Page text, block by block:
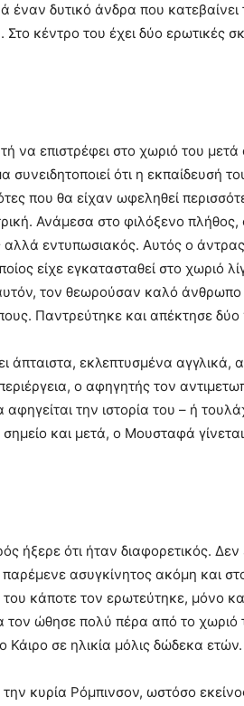
ΤΙΣ
έναν δυτικό άνδρα που κατεβαίνει
κέντρο του έχει δύο ερωτικές
να επιστρέφει στο χωριό του μετά
ότι η εκπαίδευσή
που θα είχαν ωφεληθεί
Ανάμεσα στο φιλόξενο
εντυπωσιακός. Αυτός ο άντρας
είχε εγκατασταθεί στο χωριό
τον θεωρούσαν καλό
Παντρεύτηκε και απέκτησε δύο
εκλεπτυσμένα αγγλικά,
ο αφηγητής τον
την ιστορία του – ή
και μετά, ο Μουσταφά
ήξερε ότι ήταν διαφορετικός. Δεν
ασυγκίνητος ακόμη και
κάποτε τον ερωτεύτηκε, μόνο
τον ώθησε πολύ πέρα ​​από το χωριό
Κάιρο σε ηλικία μόλις δώδεκα ετών.
κυρία Ρόμπινσον, ωστόσο